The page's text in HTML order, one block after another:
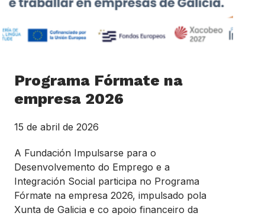
Programa Fórmate na
empresa 2026
15 de abril de 2026
A Fundación Impulsarse para o
Desenvolvemento do Emprego e a
Integración Social participa no Programa
Fórmate na empresa 2026, impulsado pola
Xunta de Galicia e co apoio financeiro da